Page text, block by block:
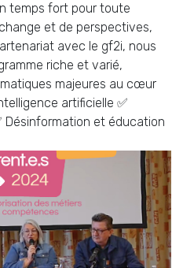
temps fort pour toute
et de perspectives,
avec le gf2i, nous
riche et varié,
majeures au cœur
artificielle ✅
Désinformation et éducation